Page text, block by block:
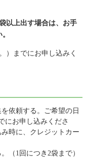
以上出す場合は、お手
）までにお申し込みく
依頼する。ご希望の日
にお申し込みくださ
時に、クレジットカー
（1回につき2袋まで）